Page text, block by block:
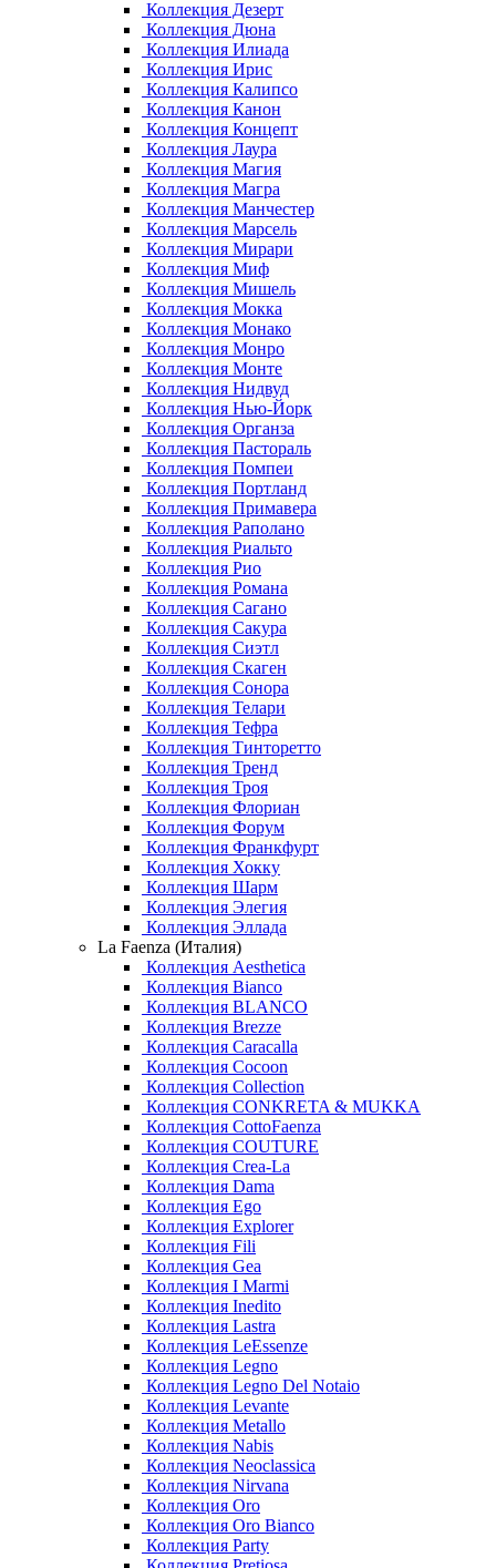
Коллекция Дезерт
Коллекция Дюна
Коллекция Илиада
Коллекция Ирис
Коллекция Калипсо
Коллекция Канон
Коллекция Концепт
Коллекция Лаура
Коллекция Магия
Коллекция Магра
Коллекция Манчестер
Коллекция Марсель
Коллекция Мирари
Коллекция Миф
Коллекция Мишель
Коллекция Мокка
Коллекция Монако
Коллекция Монро
Коллекция Монте
Коллекция Нидвуд
Коллекция Нью-Йорк
Коллекция Органза
Коллекция Пастораль
Коллекция Помпеи
Коллекция Портланд
Коллекция Примавера
Коллекция Раполано
Коллекция Риальто
Коллекция Рио
Коллекция Романа
Коллекция Сагано
Коллекция Сакура
Коллекция Сиэтл
Коллекция Скаген
Коллекция Сонора
Коллекция Телари
Коллекция Тефра
Коллекция Тинторетто
Коллекция Тренд
Коллекция Троя
Коллекция Флориан
Коллекция Форум
Коллекция Франкфурт
Коллекция Хокку
Коллекция Шарм
Коллекция Элегия
Коллекция Эллада
La Faenza (Италия)
Коллекция Aesthetica
Коллекция Bianco
Коллекция BLANCO
Коллекция Brezze
Коллекция Caracalla
Коллекция Cocoon
Коллекция Collection
Коллекция CONKRETA & MUKKA
Коллекция CottoFaenza
Коллекция COUTURE
Коллекция Crea-La
Коллекция Dama
Коллекция Ego
Коллекция Explorer
Коллекция Fili
Коллекция Gea
Коллекция I Marmi
Коллекция Inedito
Коллекция Lastra
Коллекция LeEssenze
Коллекция Legno
Коллекция Legno Del Notaio
Коллекция Levante
Коллекция Metallo
Коллекция Nabis
Коллекция Neoclassica
Коллекция Nirvana
Коллекция Oro
Коллекция Oro Bianco
Коллекция Party